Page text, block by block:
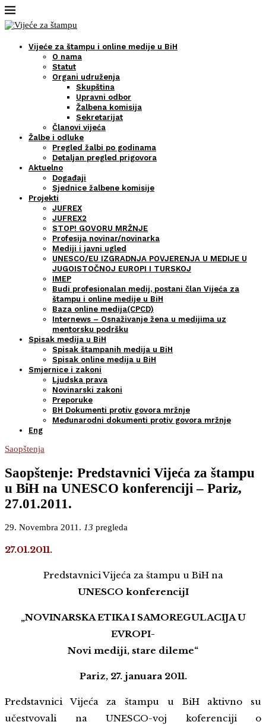
Vijeće za štampu i online medije u BiH
O nama
Statut
Organi udruženja
Skupština
Upravni odbor
Žalbena komisija
Sekretarijat
Članovi vijeća
Žalbe i odluke
Pregled žalbi po godinama
Detaljan pregled prigovora
Aktuelno
Događaji
Sjednice žalbene komisije
Projekti
JUFREX
JUFREX2
STOP! GOVORU MRŽNJE
Profesija novinar/novinarka
Mediji i javni ugled
UNESCO/EU IZGRADNJA POVJERENJA U MEDIJE U
JUGOISTOČNOJ EUROPI I TURSKOJ
IMEP
Budi profesionalan medij, postani član Vijeća za
štampu i online medije u BiH
Baza online medija(CPCD)
Internews – Osnaživanje žena u medijima uz
mentorsku podršku
Spisak medija u BiH
Spisak štampanih medija u BiH
Spisak online medija u BiH
Smjernice i zakoni
Ljudska prava
Novinarski zakoni
Preporuke
BH Dokumenti protiv govora mržnje
Međunarodni dokumenti protiv govora mržnje
Eng
Saopštenja
Saopštenje: Predstavnici Vijeća za štampu
u BiH na UNESCO konferenciji – Pariz,
27.01.2011.
29. Novembra 2011. 13 pregleda
27.01.2011.
Predstavnici Vijeća za štampu u BiH na
UNESCO konferencijI
„NOVINARSKA ETIKA I SAMOREGULACIJA U
EVROPI-
Novi mediji, stare dileme“
Pariz, 27. januara 2011.
Predstavnici Vijeća za štampu u BiH aktivno su
učestvovali na UNESCO-voj koferenciji o